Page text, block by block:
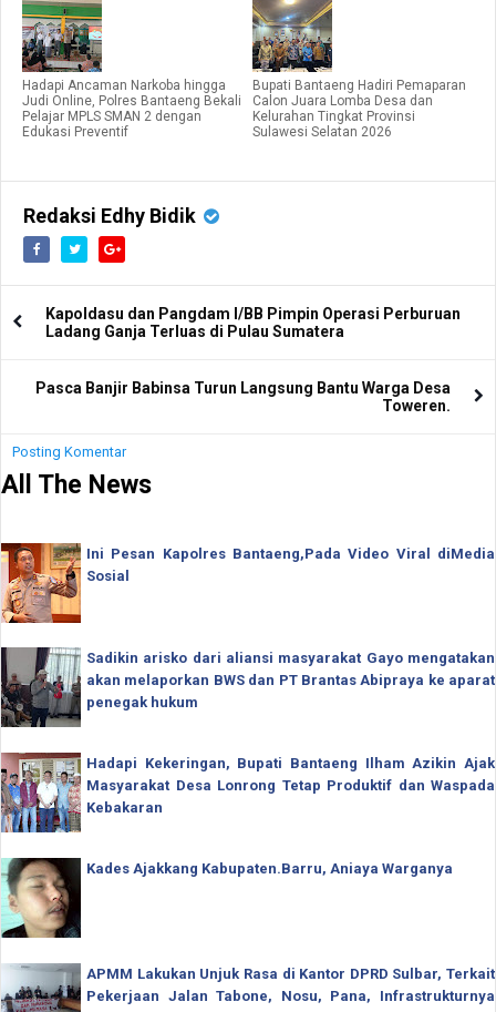
Hadapi Ancaman Narkoba hingga
Judi Online, Polres Bantaeng Bekali
Pelajar MPLS SMAN 2 dengan
Edukasi Preventif
Bupati Bantaeng Hadiri Pemaparan
Calon Juara Lomba Desa dan
Kelurahan Tingkat Provinsi
Sulawesi Selatan 2026
Redaksi Edhy Bidik
Kapoldasu dan Pangdam I/BB Pimpin Operasi Perburuan
Ladang Ganja Terluas di Pulau Sumatera
Pasca Banjir Babinsa Turun Langsung Bantu Warga Desa
Toweren.
Posting Komentar
All The News
Ini Pesan Kapolres Bantaeng,Pada Video Viral diMedia
Sosial
Sadikin arisko dari aliansi masyarakat Gayo mengatakan
akan melaporkan BWS dan PT Brantas Abipraya ke aparat
penegak hukum
Hadapi Kekeringan, Bupati Bantaeng Ilham Azikin Ajak
Masyarakat Desa Lonrong Tetap Produktif dan Waspada
Kebakaran
Kades Ajakkang Kabupaten.Barru, Aniaya Warganya
APMM Lakukan Unjuk Rasa di Kantor DPRD Sulbar, Terkait
Pekerjaan Jalan Tabone, Nosu, Pana, Infrastrukturnya